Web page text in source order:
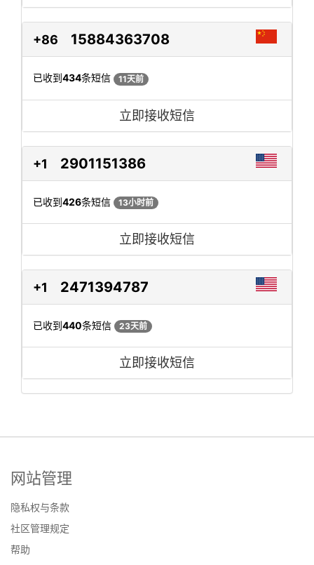
+86 15884363708
已收到434条短信 11天前
立即接收短信
+1 2901151386
已收到426条短信 13小时前
立即接收短信
+1 2471394787
已收到440条短信 23天前
立即接收短信
网站管理
隐私权与条款
社区管理规定
帮助